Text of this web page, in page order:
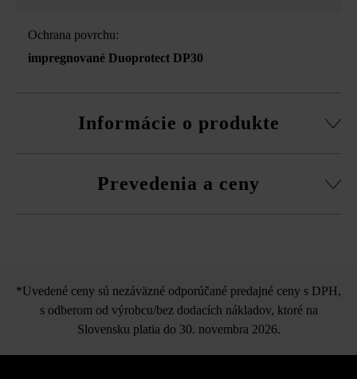
Ochrana povrchu:
impregnované Duoprotect DP30
Informácie o produkte
Vysokoodolný betón je živý prírodný produkt. Malé
možnosť samostatnej dodávky všetkých formátov
Pri používaní rôznych formátov môžu z výrobno-
technických dôvodov vznikať farebné rozdiely.
Prevedenia a ceny
*Uvedené ceny sú nezáväzné odporúčané predajné ceny s DPH,
s odberom od výrobcu/bez dodacích nákladov, ktoré na
Slovensku platia do 30. novembra 2026.